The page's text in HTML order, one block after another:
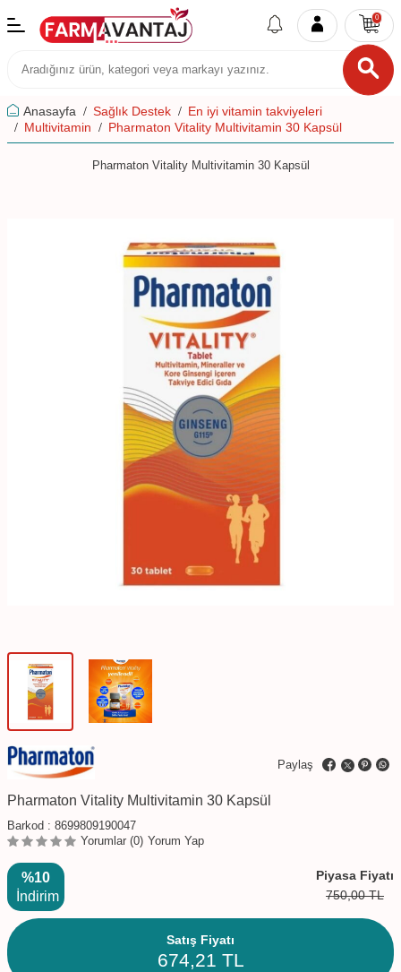
0
Anasayfa Sağlık Destek
En iyi vitamin takviyeleri
Multivitamin
Pharmaton Vitality Multivitamin 30 Kapsül
Pharmaton Vitality Multivitamin 30 Kapsül
Paylaş
Pharmaton Vitality Multivitamin 30 Kapsül
Barkod : 8699809190047
Yorumlar (0) Yorum Yap
%10
İndirim
Piyasa Fiyatı
750,00TL
Satış Fiyatı
674,21 TL